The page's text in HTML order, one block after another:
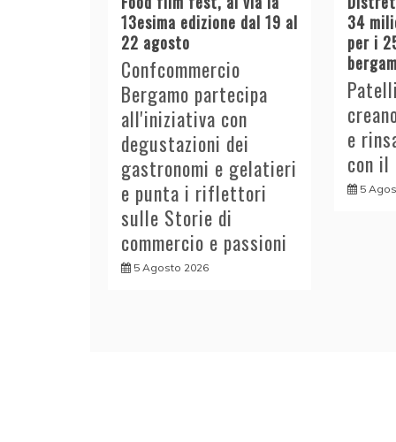
13esima edizione dal 19 al
22 agosto
Confcommercio
Bergamo partecipa
all'iniziativa con
degustazioni dei
gastronomi e gelatieri
e punta i riflettori
sulle Storie di
commercio e passioni
5 Agosto 2026
34
per i
e
con
5